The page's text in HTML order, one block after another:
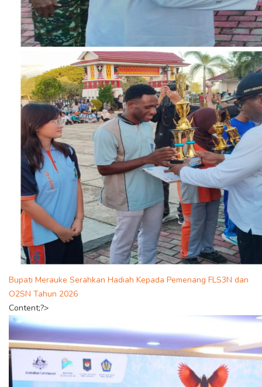
Bupati Merauke Serahkan Hadiah Kepada Pemenang FLS3N dan
O2SN Tahun 2026
Content;?>